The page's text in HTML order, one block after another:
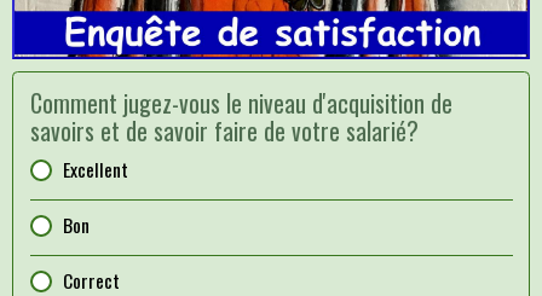
Comment jugez-vous le niveau d'acquisition de
savoirs et de savoir faire de votre salarié?
Excellent
Bon
Correct